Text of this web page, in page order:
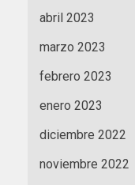
abril 2023
marzo 2023
febrero 2023
enero 2023
diciembre 2022
noviembre 2022